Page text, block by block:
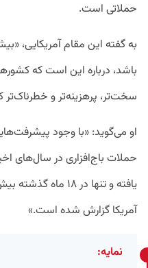
حملاتی است.
به گفته این مقام آمریکایی،
باشد، درباره این است که
سخت‌تر، پرهزینه‌تر و خطرناک‌تر
او می‌گوید: «با وجود
حملات باج‌افزاری در سال‌های
یافته و تنها در ۱۸
آمریکا گزارش شده‌ است.»
نمایه: